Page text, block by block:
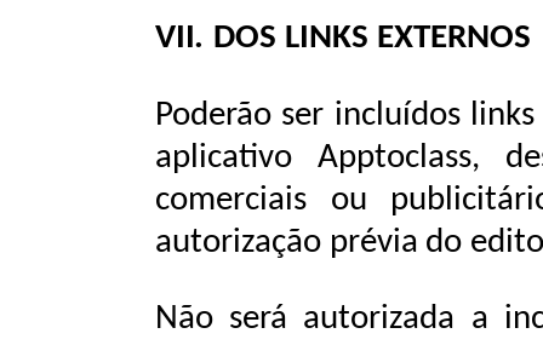
VII. DOS LINKS EXTERNOS
Poderão ser incluídos
aplicativo Apptoclass,
comerciais
ou
autorização prévia do
Não será autorizada a